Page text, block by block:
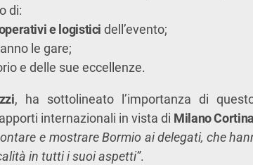
di:
e logistici dell’evento;
le gare;
e delle sue eccellenze.
, ha sottolineato l’importanza di
internazionali in vista di Milano
e mostrare Bormio ai delegati, che
in tutti i suoi aspetti”.